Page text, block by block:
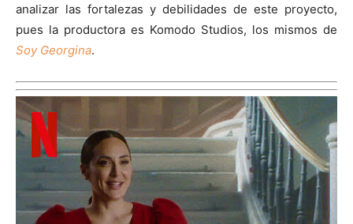
analizar las fortalezas y debilidades de este proyecto,
pues la productora es Komodo Studios, los mismos de
Soy Georgina.